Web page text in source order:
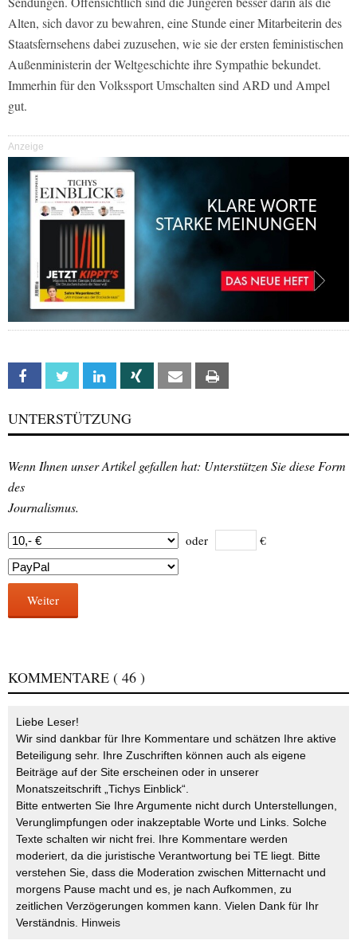
Alten, sich davor zu bewahren, eine Stunde einer Mitarbeiterin des
Staatsfernsehens dabei zuzusehen, wie sie der ersten feministischen
Außenministerin der Weltgeschichte ihre Sympathie bekundet.
Immerhin für den Volkssport Umschalten sind ARD und Ampel
gut.
Anzeige
Facebook Twitter Linkedin Xing Email
UNTERSTÜTZUNG
Wenn Ihnen unser Artikel gefallen hat: Unterstützen Sie diese Form
des
Journalismus.
oder €
Weiter
KOMMENTARE ( 46 )
Liebe Leser!
Wir sind dankbar für Ihre Kommentare und schätzen Ihre aktive
Beteiligung sehr. Ihre Zuschriften können auch als eigene
Beiträge auf der Site erscheinen oder in unserer
Monatszeitschrift „Tichys Einblick“.
Bitte entwerten Sie Ihre Argumente nicht durch Unterstellungen,
Verunglimpfungen oder inakzeptable Worte und Links. Solche
Texte schalten wir nicht frei. Ihre Kommentare werden
moderiert, da die juristische Verantwortung bei TE liegt. Bitte
verstehen Sie, dass die Moderation zwischen Mitternacht und
morgens Pause macht und es, je nach Aufkommen, zu
zeitlichen Verzögerungen kommen kann. Vielen Dank für Ihr
Verständnis. Hinweis